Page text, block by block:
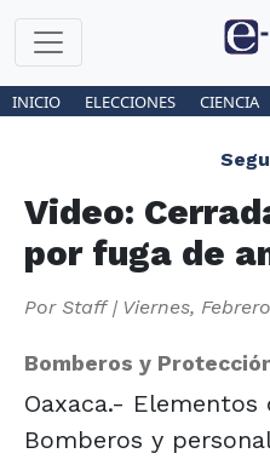
INICIO ELECCIONES CIENCIA
Video:
por fuga de
Por Staff| Viernes,
Bomberos y
Oaxaca.- Elementos
Bomberos y